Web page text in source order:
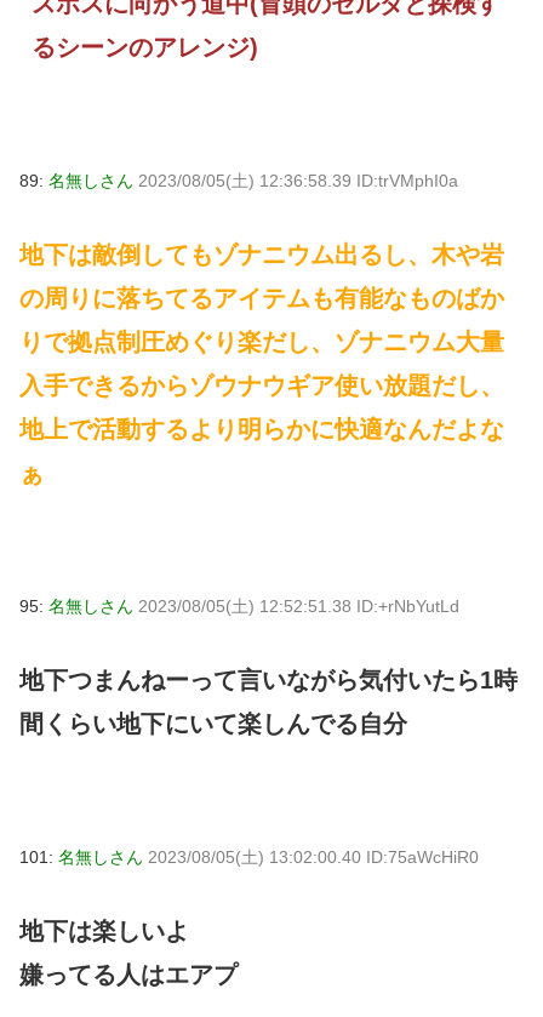
るシーンのアレンジ)
89: 名無しさん 2023/08/05(土) 12:36:58.39 ID:trVMphI0a
地下は敵倒してもゾナニウム出るし、木や岩
の周りに落ちてるアイテムも有能なものばか
りで拠点制圧めぐり楽だし、ゾナニウム大量
入手できるからゾウナウギア使い放題だし、
地上で活動するより明らかに快適なんだよな
ぁ
95: 名無しさん 2023/08/05(土) 12:52:51.38 ID:+rNbYutLd
地下つまんねーって言いながら気付いたら1時
間くらい地下にいて楽しんでる自分
101: 名無しさん 2023/08/05(土) 13:02:00.40 ID:75aWcHiR0
地下は楽しいよ
嫌ってる人はエアプ